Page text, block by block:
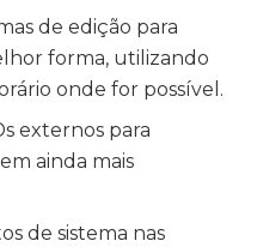
de edição para
forma, utilizando
onde for possível.
externos para
ainda mais
de sistema nas